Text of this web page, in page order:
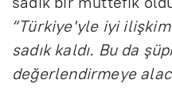
“Türkiye'yle iyi
sadık kaldı. Bu da
değerlendirmeye